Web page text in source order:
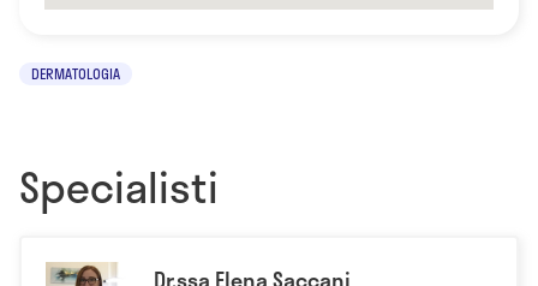
DERMATOLOGIA
Specialisti